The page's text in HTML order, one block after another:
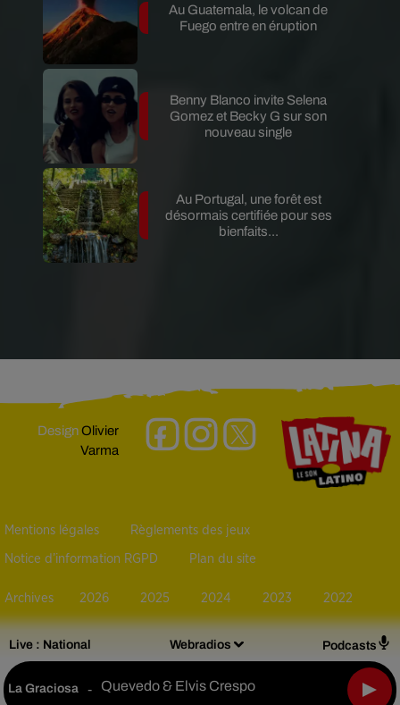
Live : National Webradios Podcasts
La Graciosa - Quevedo & Elvis Crespo
Au Guatemala, le volcan de
Fuego entre en éruption
Benny Blanco invite Selena
Gomez et Becky G sur son
nouveau single
Au Portugal, une forêt est
désormais certifiée pour ses
bienfaits...
DesignOlivier
Varma
Mentions légales Règlements des jeux
Notice d’information RGPD Plan du site
Archives 2026 2025 2024 2023 2022